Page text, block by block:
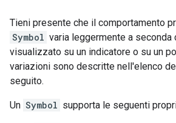
Tieni presente che il comportamento
Symbol varia leggermente a seconda
visualizzato su un indicatore o su un
variazioni sono descritte nell'elenco
seguito.
Un Symbol supporta le seguenti